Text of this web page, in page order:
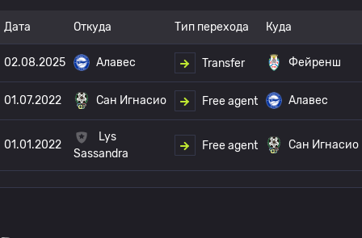
Дата Откуда Тип перехода Куда
02.08.2025 Алавес Transfer Фейренш
01.07.2022 Сан Игнасио Free agent Алавес
01.01.2022
Lys
Sassandra
Free agent Сан Игнасио